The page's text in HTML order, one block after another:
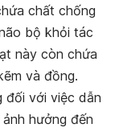
chất chống
bộ khỏi tác
này còn chứa
và đồng.
đối với việc dẫn
hưởng đến